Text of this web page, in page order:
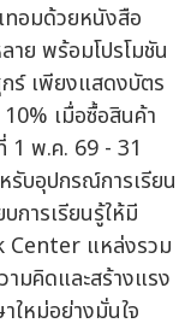
ทอมด้วยหนังสือ
าย พร้อมโปรโมชัน
ร์ เพียงแสดงบัตร
เมื่อซื้อสินค้า
1 พ.ค. 69 - 31
บอุปกรณ์การเรียน
การเรียนรู้ให้มี
Center แหล่งรวม
ามคิดและสร้างแรง
ใหม่อย่างมั่นใจ